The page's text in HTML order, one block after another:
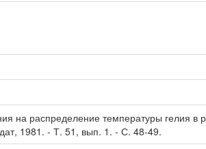
на распределение температуры гелия
1981. - Т. 51, вып. 1. - С. 48-49.